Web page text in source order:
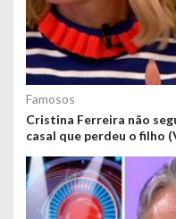
Famosos
Cristina Ferreira não
casal que perdeu o filho